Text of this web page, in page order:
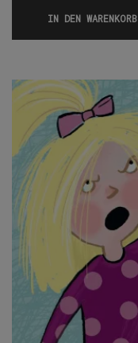
IN DEN WARENKORB